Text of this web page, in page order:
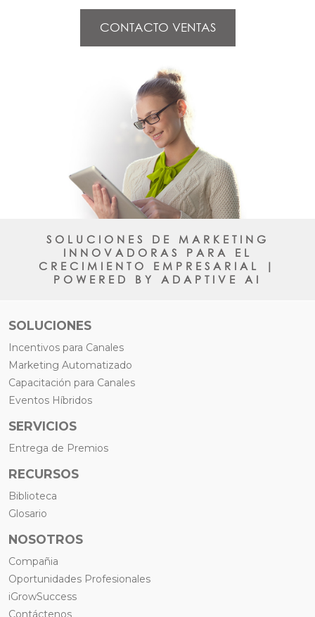
CONTACTO VENTAS
SOLUCIONES DE MARKETING
INNOVADORAS PARA EL
CRECIMIENTO EMPRESARIAL |
POWERED BY ADAPTIVE AI
SOLUCIONES
Incentivos para Canales
Marketing Automatizado
Capacitación para Canales
Eventos Híbridos
SERVICIOS
Entrega de Premios
RECURSOS
Biblioteca
Glosario
NOSOTROS
Compañia
Oportunidades Profesionales
iGrowSuccess
Contáctenos